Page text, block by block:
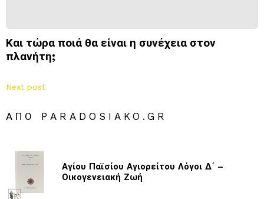
Και τώρα ποιά θα είναι η συνέχεια στον
πλανήτη;
Next post
ΑΠΌ PARADOSIAKO.GR
Αγίου Παϊσίου Αγιορείτου Λόγοι Δ΄ –
Οικογενειακή Ζωή